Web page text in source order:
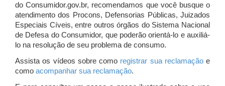
do Consumidor.gov.br, recomendamos que você busque o
atendimento dos Procons, Defensorias Públicas, Juizados
Especiais Cíveis, entre outros órgãos do Sistema Nacional
de Defesa do Consumidor, que poderão orientá-lo e auxiliá-
lo na resolução de seu problema de consumo.
Assista os vídeos sobre como registrar sua reclamaçãoe
como acompanhar sua reclamação.